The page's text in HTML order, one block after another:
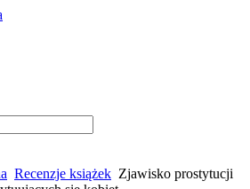
Recenzje książek Zjawisko prostytucji